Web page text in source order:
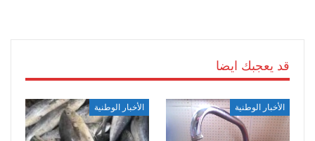
قد يعجبك ايضا
الأخبار الوطنية الأخبار الوطنية